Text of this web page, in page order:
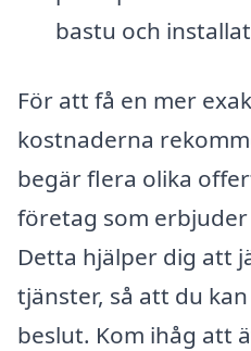
bastu och
För att få en mer
kostnaderna
begär flera olika
företag som
Detta hjälper dig att
tjänster, så att du
beslut. Kom ihåg att